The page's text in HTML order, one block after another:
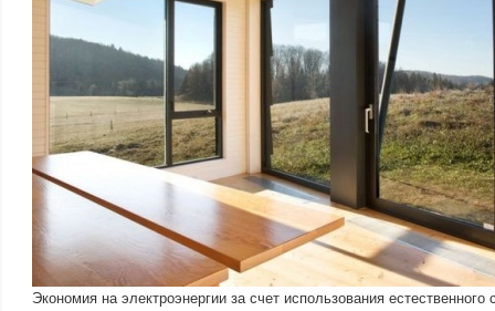
Экономия на электроэнергии за счет использования естественного